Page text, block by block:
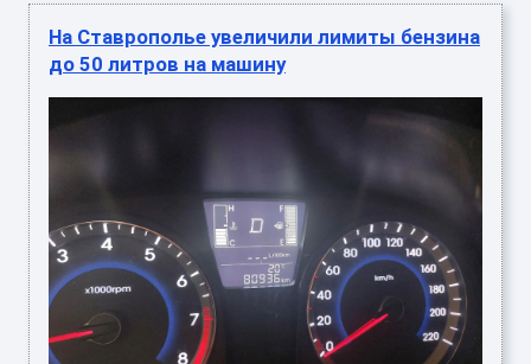
На Ставрополье увеличили лимиты бензина
до 50 литров на машину